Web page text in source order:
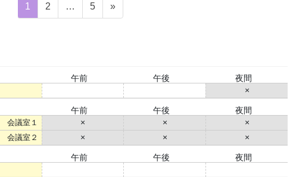
固
定
1
固
定
2 …
固
定
5 »
午前 午後
夜間
×
午前 午後 夜間
会議室１ × ×
×
会議室２
× × ×
午前 午後
夜間